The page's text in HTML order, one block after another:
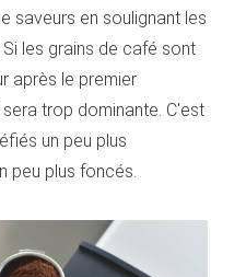
saveurs en soulignant les
les grains de café sont
après le premier
trop dominante. C'est
un peu plus
peu plus foncés.